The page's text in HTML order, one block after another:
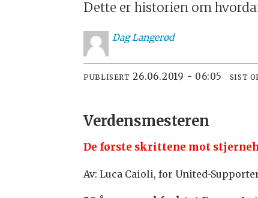
Dette er historien om
Dag Langerød
PUBLISERT 26.06.2019 - 06:05 SIST
Verdensmesteren
De første skrittene mot
Av: Luca Caioli, for United-